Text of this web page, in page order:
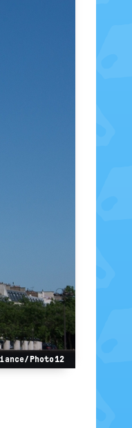
Photo12